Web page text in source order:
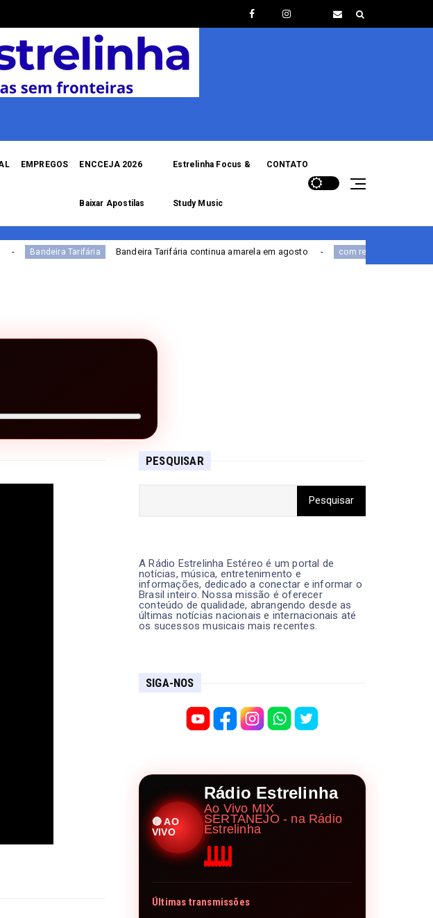
EMPREGOS ENCCEJA 2026
Baixar Apostilas
Estrelinha Focus &
Study Music
CONTATO
Bandeira Tarifária continua amarela em agosto com renovação Portal de Serviços da
PESQUISAR
A Rádio Estrelinha Estéreo é um portal de
notícias, música, entretenimento e
informações, dedicado a conectar e informar o
Brasil inteiro. Nossa missão é oferecer
conteúdo de qualidade, abrangendo desde as
últimas notícias nacionais e internacionais até
os sucessos musicais mais recentes.
SIGA-NOS
🔴 AO
VIVO
Rádio Estrelinha
Ao Vivo MIX
SERTANEJO - na Rádio
Estrelinha
Últimas transmissões